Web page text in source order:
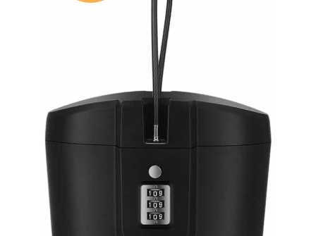
carte dans l'appareil photo ou essayez une autre carte
compatible afin d'éviter les interruptions
d'enregistrement ou la perte de fichiers. 【Contrôle via
application Wi-Fi et partage instantané】 Connectez le
GA100 à votre smartphone via Wi-Fi pour la
prévisualisation en direct, le réglage des paramètres de
l'appareil photo et le transfert de vidéos. Veuillez
télécharger et utiliser l'application compatible indiquée
dans le manuel d'utilisation fourni pour votre version
d'appareil photo. La connexion Wi-Fi de l'appareil photo
établit une connexion directe avec votre téléphone et
vente fiable et accessoires fournis】 Nous offrons une
garantie de 24 mois. Quel que soit votre besoin, nous
vous répondrons dans les meilleurs délais, sous 24
heures. Pour toute question, veuillez nous contacter via
notre service client en ligne ou par e-mail à l'adresse